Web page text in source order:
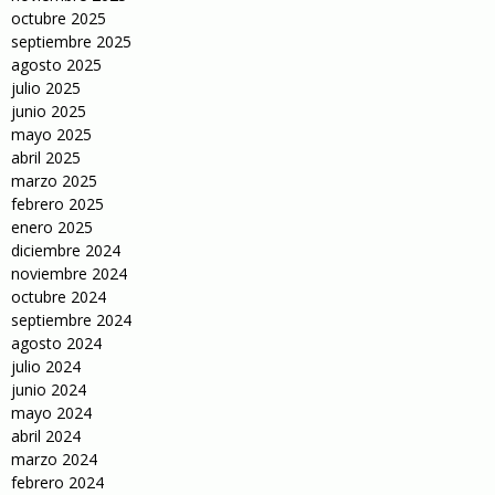
octubre 2025
septiembre 2025
agosto 2025
julio 2025
junio 2025
mayo 2025
abril 2025
marzo 2025
febrero 2025
enero 2025
diciembre 2024
noviembre 2024
octubre 2024
septiembre 2024
agosto 2024
julio 2024
junio 2024
mayo 2024
abril 2024
marzo 2024
febrero 2024